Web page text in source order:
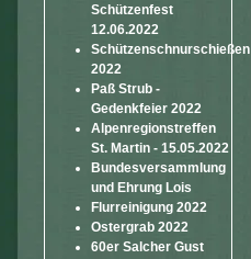
Schützenfest
12.06.2022
Schützenschnurschießen
2022
Paß Strub -
Gedenkfeier 2022
Alpenregionstreffen
St. Martin - 15.05.2022
Bundesversammlung
und Ehrung Lois
Flurreinigung 2022
Ostergrab 2022
60er Salcher Gust